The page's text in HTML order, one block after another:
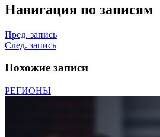
Навигация по записям
Пред. запись
След. запись
Похожие записи
РЕГИОНЫ